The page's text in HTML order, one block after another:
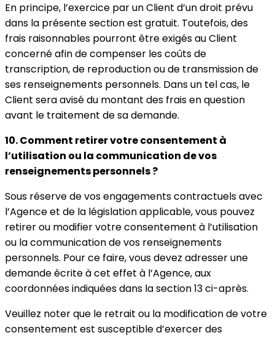
En principe, l’exercice par un Client d’un droit prévu
dans la présente section est gratuit. Toutefois, des
frais raisonnables pourront être exigés au Client
concerné afin de compenser les coûts de
transcription, de reproduction ou de transmission de
ses renseignements personnels. Dans un tel cas, le
Client sera avisé du montant des frais en question
avant le traitement de sa demande.
10. Comment retirer votre consentement à
l’utilisation ou la communication de vos
renseignements personnels ?
Sous réserve de vos engagements contractuels avec
l’Agence et de la législation applicable, vous pouvez
retirer ou modifier votre consentement à l’utilisation
ou la communication de vos renseignements
personnels. Pour ce faire, vous devez adresser une
demande écrite à cet effet à l’Agence, aux
coordonnées indiquées dans la section 13 ci-après.
Veuillez noter que le retrait ou la modification de votre
consentement est susceptible d’exercer des